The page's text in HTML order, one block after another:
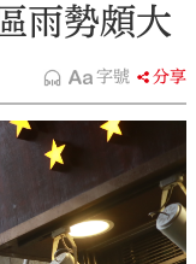
雨勢頗大
字號 分享